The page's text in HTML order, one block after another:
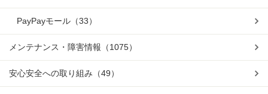
PayPayモール （33）
メンテナンス・障害情報 （1075）
安心安全への取り組み （49）